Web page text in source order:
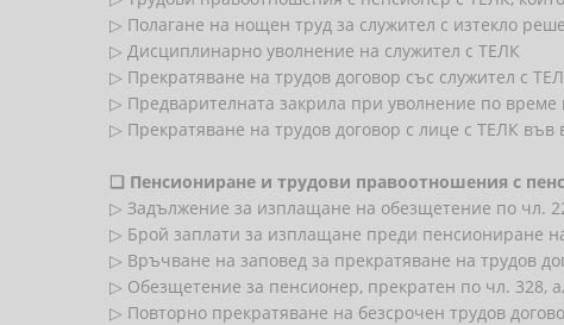
▷ Полагане на нощен труд за служител с изтекло
▷ Дисциплинарно уволнение на служител с ТЕЛК
▷ Прекратяване на трудов договор със служител с
▷ Предварителната закрила при уволнение по време
▷ Прекратяване на трудов договор с лице с ТЕЛК във
❏ Пенсиониране и трудови правоотношения с
▷ Задължение за изплащане на обезщетение по чл.
▷ Брой заплати за изплащане преди пенсиониране
▷ Връчване на заповед за прекратяване на трудов
▷ Обезщетение за пенсионер, прекратен по чл. 328,
▷ Повторно прекратяване на безсрочен трудов